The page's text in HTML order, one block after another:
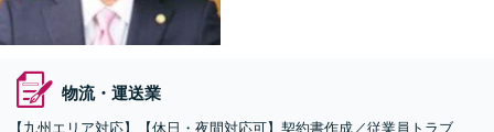
物流・運送業
【九州エリア対応】【休日・夜間対応可】契約書作成／従業員トラブ